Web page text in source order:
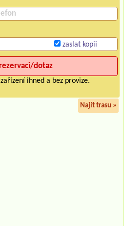
zaslat kopii
ihned a bez provize.
Najít trasu »